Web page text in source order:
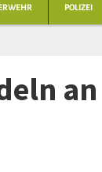
POLIZEI
an